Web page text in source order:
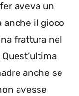
aveva un
anche il gioco
frattura nel
anche se
avesse